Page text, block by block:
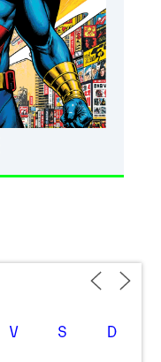
V S D